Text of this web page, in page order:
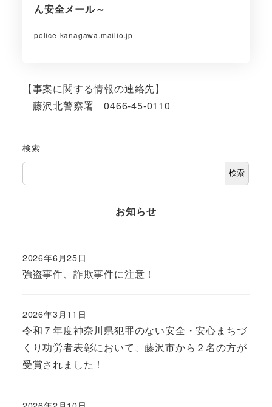
ん安全メール～
police-kanagawa.mailio.jp
【事案に関する情報の連絡先】
藤沢北警察署 0466-45-0110
検索
検索
お知らせ
強盗事件、詐欺事件に注意！
2026年6月25日
令和７年度神奈川県犯罪のない安全・安心まちづ
くり功労者表彰において、藤沢市から２名の方が
受賞されました！
2026年3月11日